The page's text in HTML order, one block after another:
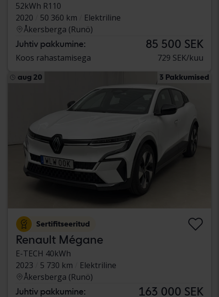
52kWh R110
2020
50 360 km
Elektriline
Åkersberga (Runö)
Juhtiv pakkumine: 85 500 SEK
Koos rahastamisega 729 SEK/kuu
aug 20 3 Pakkumised
Sertifitseeritud
Renault Mégane
E-TECH 40kWh
2023
5 730 km
Elektriline
Åkersberga (Runö)
Juhtiv pakkumine: 163 000 SEK